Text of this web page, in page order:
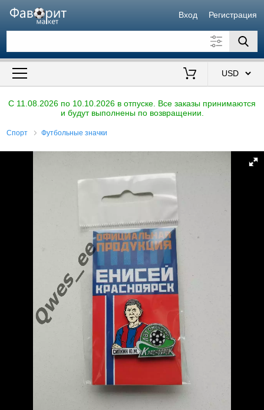
Вход Регистрация
Искать также в описании
C 11.08.2026 по 10.10.2026 в отпуске. Все заказы принимаются
и будут выполнены по возвращении.
Спорт Футбольные значки